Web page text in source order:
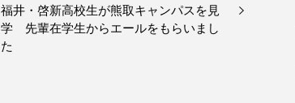
福井・啓新高校生が熊取キャンパスを見
学 先輩在学生からエールをもらいまし
た